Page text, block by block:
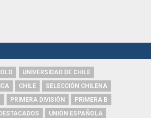
UNIVERSIDAD DE CHILE
CHILE
SELECCIÓN CHILENA
PRIMERA DIVISIÓN
PRIMERA B
DESTACADOS
UNIÓN ESPAÑOLA